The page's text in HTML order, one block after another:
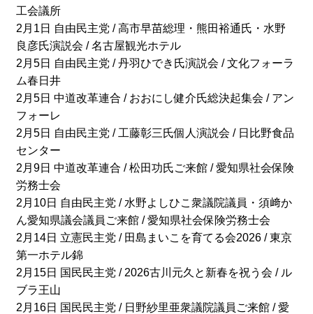
工会議所
2月1日 自由民主党 / 高市早苗総理・熊田裕通氏・水野
良彦氏演説会 / 名古屋観光ホテル
2月5日 自由民主党 / 丹羽ひでき氏演説会 / 文化フォーラ
ム春日井
2月5日 中道改革連合 / おおにし健介氏総決起集会 / アン
フォーレ
2月5日 自由民主党 / 工藤彰三氏個人演説会 / 日比野食品
センター
2月9日 中道改革連合 / 松田功氏ご来館 / 愛知県社会保険
労務士会
2月10日 自由民主党 / 水野よしひこ衆議院議員・須﨑か
ん愛知県議会議員ご来館 / 愛知県社会保険労務士会
2月14日 立憲民主党 / 田島まいこを育てる会2026 / 東京
第一ホテル錦
2月15日 国民民主党 / 2026古川元久と新春を祝う会 / ル
ブラ王山
2月16日 国民民主党 / 日野紗里亜衆議院議員ご来館 / 愛